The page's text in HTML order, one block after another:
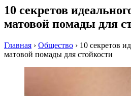
10 секретов
матовой помады для
Главная › Общество › 10 секретов
матовой помады для стойкости